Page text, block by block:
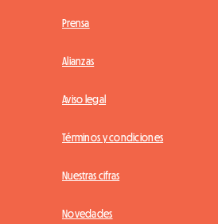
Prensa
Alianzas
Aviso legal
Términos y condiciones
Nuestras cifras
Novedades